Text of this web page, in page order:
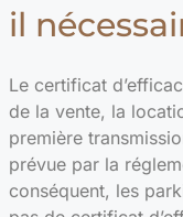
il
Le certificat
de la vente, la
première
prévue par la
conséquent, les